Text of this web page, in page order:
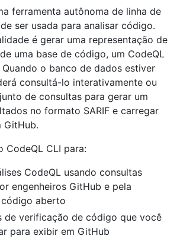
ferramenta autônoma de linha de
ser usada para analisar código.
é gerar uma representação de
uma base de código, um CodeQL
o banco de dados estiver
consultá-lo interativamente ou
de consultas para gerar um
no formato SARIF e carregar
GitHub.
CodeQL CLI para:
CodeQL usando consultas
engenheiros GitHub e pela
aberto
de verificação de código que você
para exibir em GitHub